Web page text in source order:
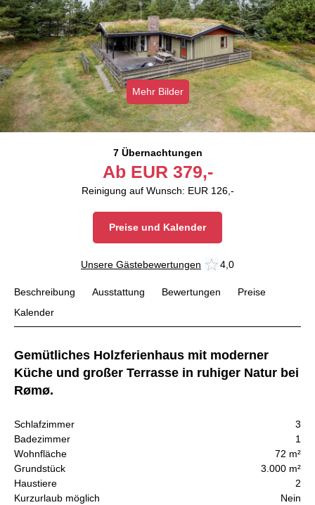
Mehr Bilder
7 Übernachtungen
Ab EUR 379,-
Reinigung auf Wunsch: EUR 126,-
Preise und Kalender
Unsere Gästebewertungen 4,0
Beschreibung Ausstattung Bewertungen
Preise
Kalender
Gemütliches Holzferienhaus mit moderner
Küche und großer Terrasse in ruhiger Natur bei
Rømø.
Schlafzimmer
3
Badezimmer
1
Wohnfläche
72 m²
Grundstück
3.000 m²
Haustiere
2
Kurzurlaub möglich
Nein